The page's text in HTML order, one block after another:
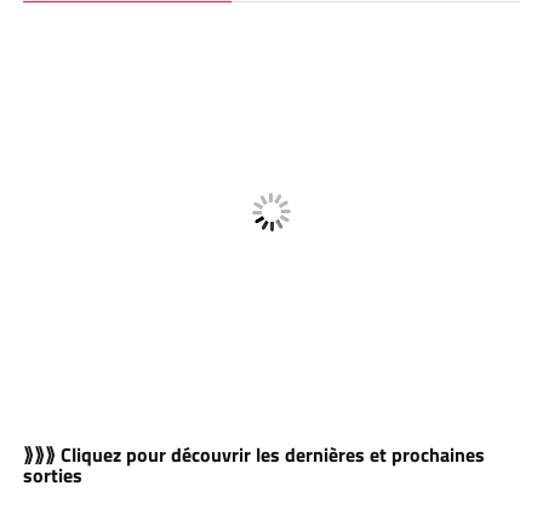
⟫⟫⟫ Cliquez pour découvrir les dernières et prochaines
sorties